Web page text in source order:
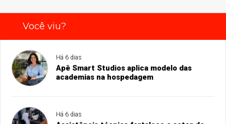
Você viu?
Há 6 dias
Apê Smart Studios aplica modelo das
academias na hospedagem
Há 6 dias